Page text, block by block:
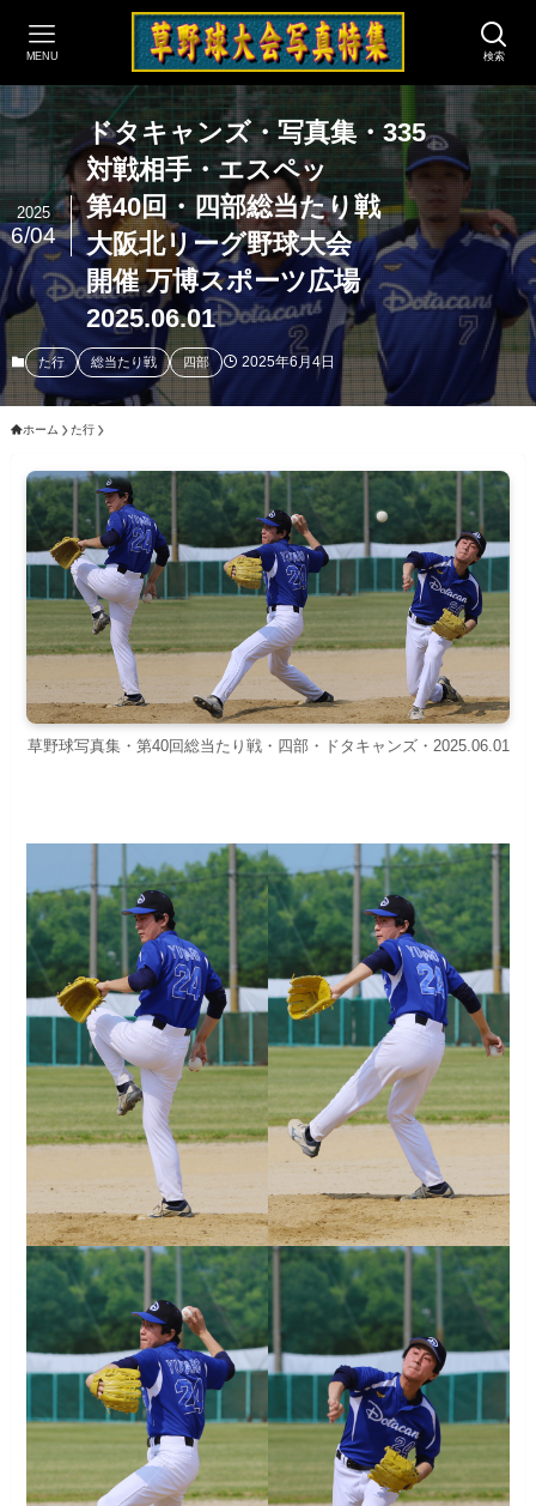
検索
MENU
ドタキャンズ・写真集・335
対戦相手・エスペッ
第40回・四部総当たり戦
大阪北リーグ野球大会
開催 万博スポーツ広場
2025.06.01
2025
6/04
た行 総当たり戦 四部 2025年6月4日
ホーム た行
草野球写真集・第40回総当たり戦・四部・ドタキャンズ・2025.06.01